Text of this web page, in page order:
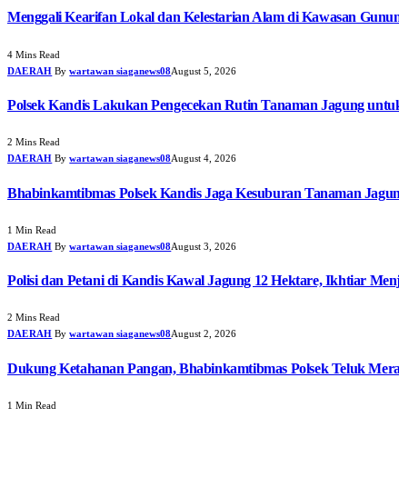
Menggali Kearifan Lokal dan Kelestarian Alam di Kawasan
4 Mins Read
DAERAH By wartawan siaganews08August 5, 2026
Polsek Kandis Lakukan Pengecekan Rutin Tanaman Jagung
2 Mins Read
DAERAH By wartawan siaganews08August 4, 2026
Bhabinkamtibmas Polsek Kandis Jaga Kesuburan Tanaman
1 Min Read
DAERAH By wartawan siaganews08August 3, 2026
Polisi dan Petani di Kandis Kawal Jagung 12 Hektare, Ikhtiar
2 Mins Read
DAERAH By wartawan siaganews08August 2, 2026
Dukung Ketahanan Pangan, Bhabinkamtibmas Polsek Teluk
1 Min Read